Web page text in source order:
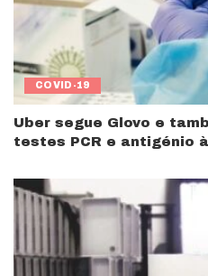
COVID-19
Uber segue Glovo e
testes PCR e antigénio à